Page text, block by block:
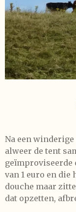
Na een
alweer de tent
van 1 euro en die
douche maar
dat opzetten,